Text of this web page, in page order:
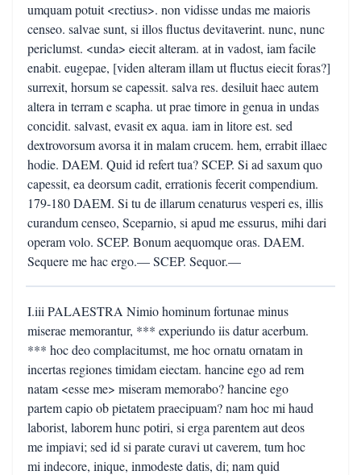
umquam potuit <rectius>. non vidisse undas me maioris
censeo. salvae sunt, si illos fluctus devitaverint. nunc, nunc
periclumst. <unda> eiecit alteram. at in vadost, iam facile
enabit. eugepae, [viden alteram illam ut fluctus eiecit foras?]
surrexit, horsum se capessit. salva res. desiluit haec autem
altera in terram e scapha. ut prae timore in genua in undas
concidit. salvast, evasit ex aqua. iam in litore est. sed
dextrovorsum avorsa it in malam crucem. hem, errabit illaec
hodie. DAEM. Quid id refert tua? SCEP. Si ad saxum quo
capessit, ea deorsum cadit, errationis fecerit compendium.
179-180 DAEM. Si tu de illarum cenaturus vesperi es, illis
curandum censeo, Sceparnio, si apud me essurus, mihi dari
operam volo. SCEP. Bonum aequomque oras. DAEM.
Sequere me hac ergo.— SCEP. Sequor.—
I.iii PALAESTRA Nimio hominum fortunae minus
miserae memorantur, *** experiundo iis datur acerbum.
*** hoc deo complacitumst, me hoc ornatu ornatam in
incertas regiones timidam eiectam. hancine ego ad rem
natam <esse me> miseram memorabo? hancine ego
partem capio ob pietatem praecipuam? nam hoc mi haud
laborist, laborem hunc potiri, si erga parentem aut deos
me impiavi; sed id si parate curavi ut caverem, tum hoc
mi indecore, inique, inmodeste datis, di; nam quid